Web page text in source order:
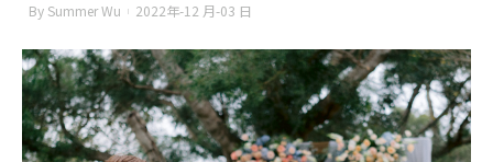
By Summer Wu 2022年-12 月-03 日